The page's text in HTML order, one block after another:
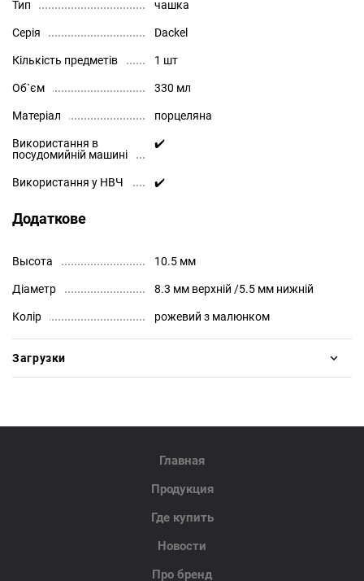
Тип чашка
Серія Dackel
Кількість предметів 1 шт
Об`єм 330 мл
Матеріал порцеляна
Використання в
посудомийній машині
✔️
Використання у НВЧ ✔️
Додаткове
Высота 10.5 мм
Діаметр 8.3 мм верхній /5.5 мм нижній
Колір рожевий з малюнком
Загрузки
Главная
Продукция
Где купить
Новости
Про бренд